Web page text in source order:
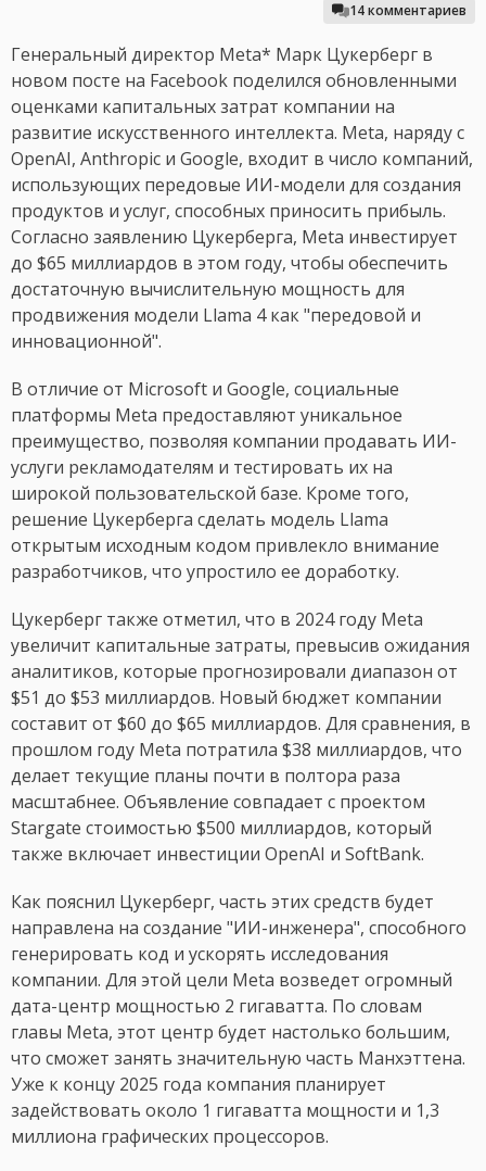
14 комментариев
Генеральный директор Meta* Марк Цукерберг в
новом посте на Facebook поделился обновленными
оценками капитальных затрат компании на
развитие искусственного интеллекта. Meta, наряду с
OpenAI, Anthropic и Google, входит в число компаний,
использующих передовые ИИ-модели для создания
продуктов и услуг, способных приносить прибыль.
Согласно заявлению Цукерберга, Meta инвестирует
до $65 миллиардов в этом году, чтобы обеспечить
достаточную вычислительную мощность для
продвижения модели Llama 4 как "передовой и
инновационной".
В отличие от Microsoft и Google, социальные
платформы Meta предоставляют уникальное
преимущество, позволяя компании продавать ИИ-
услуги рекламодателям и тестировать их на
широкой пользовательской базе. Кроме того,
решение Цукерберга сделать модель Llama
открытым исходным кодом привлекло внимание
разработчиков, что упростило ее доработку.
Цукерберг также отметил, что в 2024 году Meta
увеличит капитальные затраты, превысив ожидания
аналитиков, которые прогнозировали диапазон от
$51 до $53 миллиардов. Новый бюджет компании
составит от $60 до $65 миллиардов. Для сравнения, в
прошлом году Meta потратила $38 миллиардов, что
делает текущие планы почти в полтора раза
масштабнее. Объявление совпадает с проектом
Stargate стоимостью $500 миллиардов, который
также включает инвестиции OpenAI и SoftBank.
Как пояснил Цукерберг, часть этих средств будет
направлена на создание "ИИ-инженера", способного
генерировать код и ускорять исследования
компании. Для этой цели Meta возведет огромный
дата-центр мощностью 2 гигаватта. По словам
главы Meta, этот центр будет настолько большим,
что сможет занять значительную часть Манхэттена.
Уже к концу 2025 года компания планирует
задействовать около 1 гигаватта мощности и 1,3
миллиона графических процессоров.